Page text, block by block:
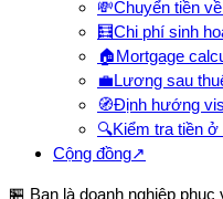
💸Chuyển tiền
🧮Chi phí sinh
🏠Mortgage
💼Lương sau
🧭Định hướng
🔍Kiểm tra tiền ở
Cộng đồng↗
🏪 Bạn là doanh nghiệp